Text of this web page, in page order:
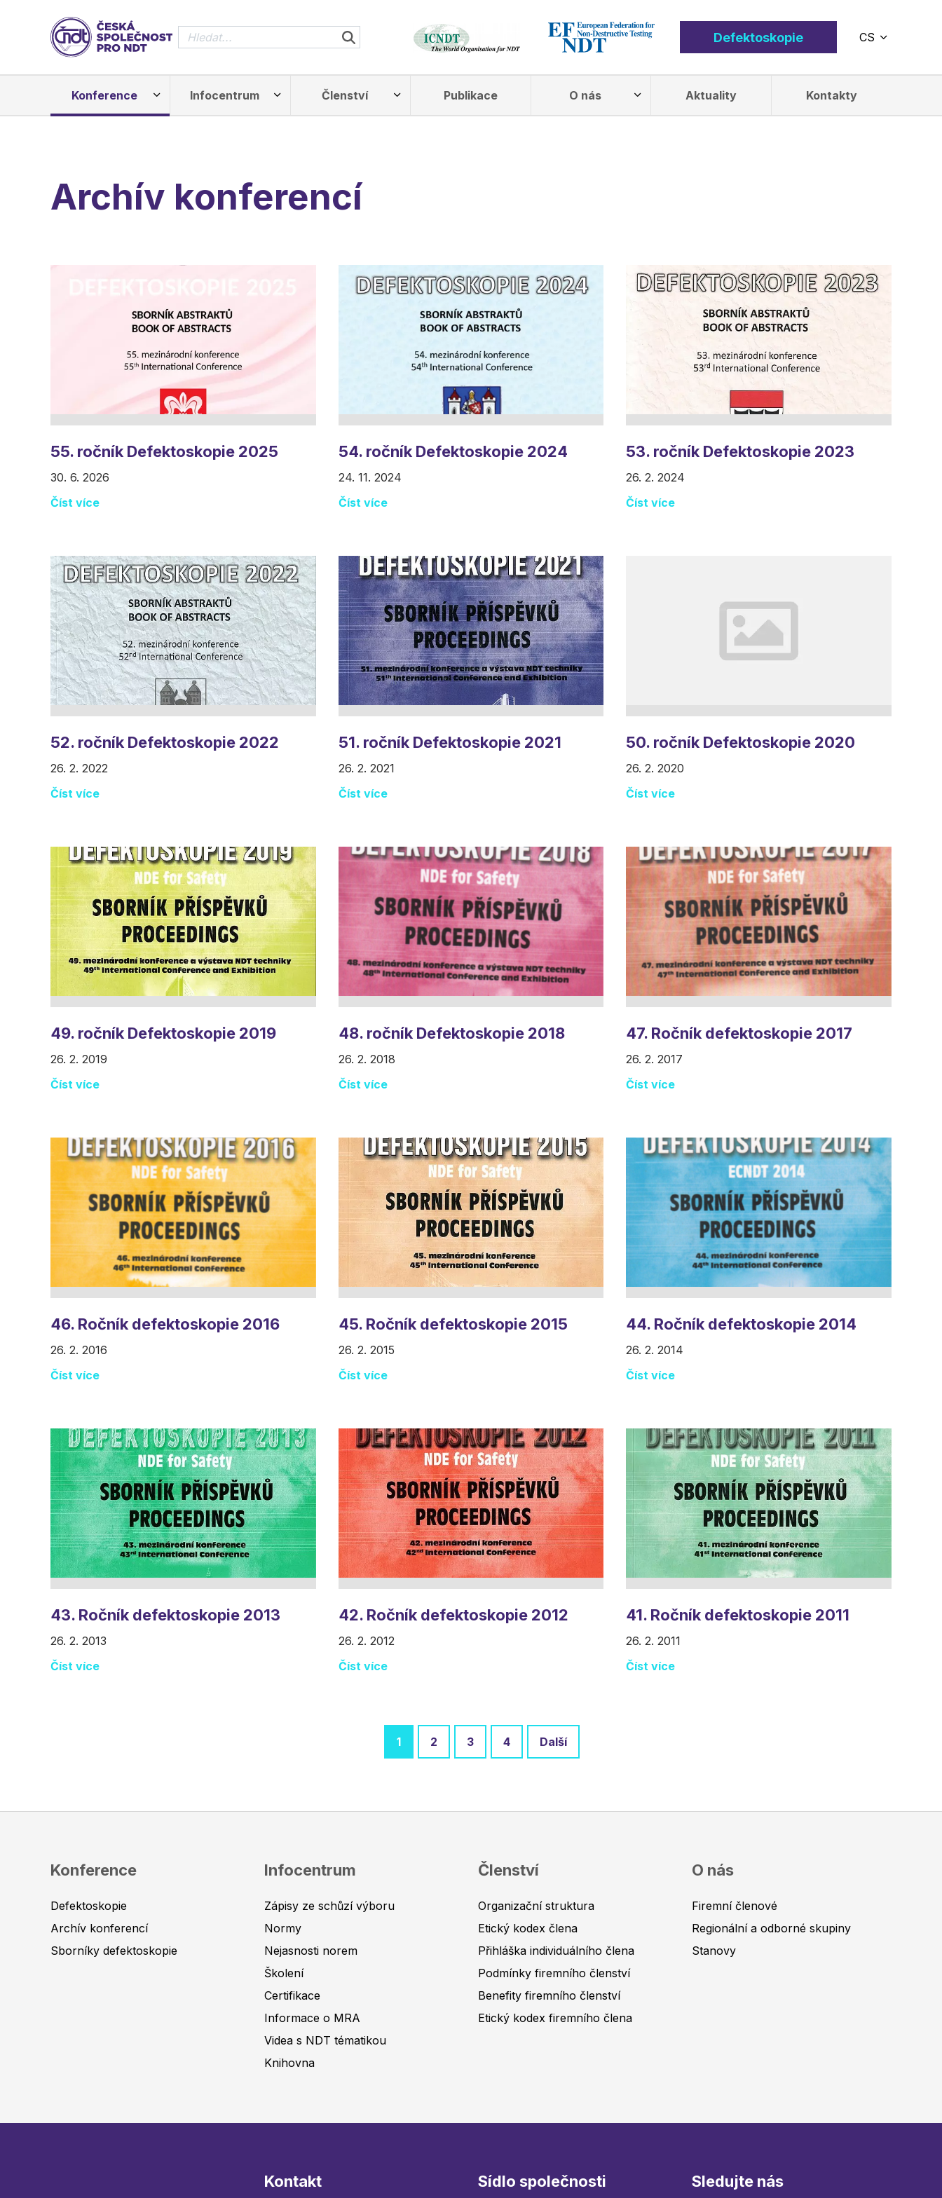
Defektoskopie CS
Konference Infocentrum Členství Publikace O nás Aktuality Kontakty
Archív konferencí
55. ročník Defektoskopie 2025
30. 6. 2026
Číst více
54. ročník Defektoskopie 2024
24. 11. 2024
Číst více
53. ročník Defektoskopie 2023
26. 2. 2024
Číst více
52. ročník Defektoskopie 2022
26. 2. 2022
Číst více
51. ročník Defektoskopie 2021
26. 2. 2021
Číst více
50. ročník Defektoskopie 2020
26. 2. 2020
Číst více
49. ročník Defektoskopie 2019
26. 2. 2019
Číst více
48. ročník Defektoskopie 2018
26. 2. 2018
Číst více
47. Ročník defektoskopie 2017
26. 2. 2017
Číst více
46. Ročník defektoskopie 2016
26. 2. 2016
Číst více
45. Ročník defektoskopie 2015
26. 2. 2015
Číst více
44. Ročník defektoskopie 2014
26. 2. 2014
Číst více
43. Ročník defektoskopie 2013
26. 2. 2013
Číst více
42. Ročník defektoskopie 2012
26. 2. 2012
Číst více
41. Ročník defektoskopie 2011
26. 2. 2011
Číst více
1 2 3 4 Další
Konference
Defektoskopie
Archív konferencí
Sborníky defektoskopie
Infocentrum
Zápisy ze schůzí výboru
Normy
Nejasnosti norem
Školení
Certifikace
Informace o MRA
Videa s NDT tématikou
Knihovna
Členství
Organizační struktura
Etický kodex člena
Přihláška individuálního člena
Podmínky firemního členství
Benefity firemního členství
Etický kodex firemního člena
O nás
Firemní členové
Regionální a odborné skupiny
Stanovy
Kontakt Sídlo společnosti Sledujte nás